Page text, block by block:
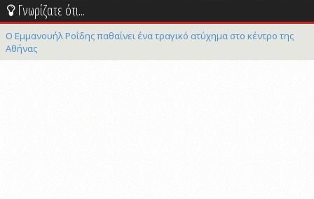
Γνωρίζατε ότι...
Ο Εμμανουήλ Ροΐδης παθαίνει ένα τραγικό ατύχημα στο κέντρο της
Αθήνας